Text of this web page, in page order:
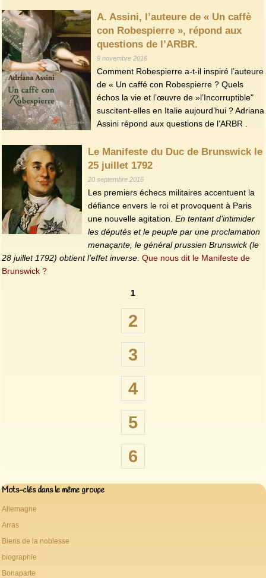
A. Assini, l’auteure de « Un caffè
con Robespierre », répond aux
questions de l’ARBR.
9 novembre 2016
Comment Robespierre a-t-il inspiré l’auteure
de « Un caffé con Robespierre ? Quels
échos la vie et l’œuvre de »l’Incorruptible"
suscitent-elles en Italie aujourd’hui ? Adriana
Assini répond aux questions de l’ARBR .
Le Manifeste du Duc de Brunswick le
25 juillet 1792
20 septembre 2016
Les premiers échecs militaires accentuent la
défiance envers le roi et provoquent à Paris
une nouvelle agitation. En tentant d’intimider
les députés et le peuple par une proclamation
menaçante, le général prussien Brunswick (le
28 juillet 1792) obtient l’effet inverse. Que nous dit le Manifeste de
Brunswick ?
1
2
3
4
5
6
Mots-clés dans le même groupe
Allemagne
Arras
Biens de la noblesse
biographie
Bonaparte